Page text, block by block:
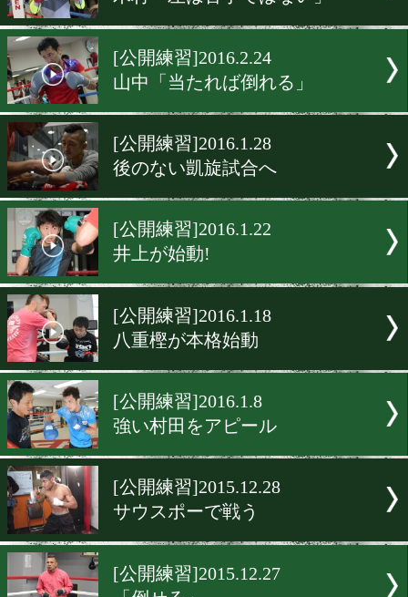
る」
[公開練習]2016.2.25
木村「左は苦手ではない」
[公開練習]2016.2.24
山中「当たれば倒れる」
後のない凱旋試合へ
[公開練習]2016.1.22
井上が始動!
[公開練習]2016.1.18
八重樫が本格始動